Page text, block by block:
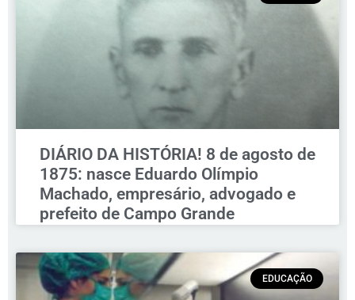
DIÁRIO DA HISTÓRIA! 8 de agosto de
1875: nasce Eduardo Olímpio
Machado, empresário, advogado e
prefeito de Campo Grande
EDUCAÇÃO